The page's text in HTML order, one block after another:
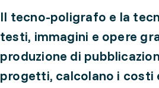
Il tecno-poligrafo e la
testi, immagini e opere
produzione di
progetti, calcolano i costi